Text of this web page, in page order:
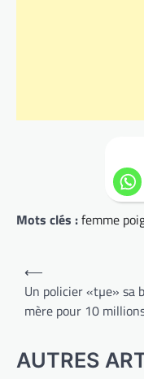
Mots clés :femme
Navigation
de
l’article
⟵
Un policier «tµe» sa
mère pour 10
AUTRES